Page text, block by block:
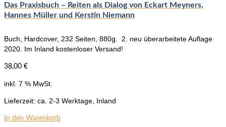
Das Praxisbuch – Reiten als Dialog von Eckart Meyners,
Hannes Müller und Kerstin Niemann
Buch, Hardcover, 232 Seiten, 880g. 2. neu überarbeitete Auflage
2020. Im Inland kostenloser Versand!
38,00 €
inkl. 7 % MwSt.
Lieferzeit: ca. 2-3 Werktage, Inland
In den Warenkorb